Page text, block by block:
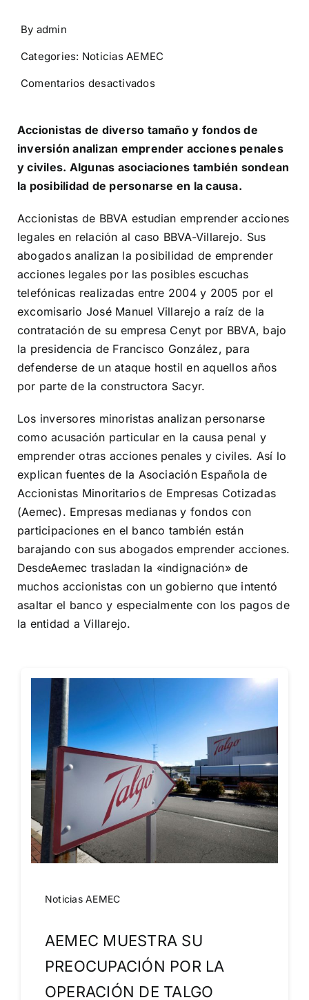
By admin
Categories: Noticias AEMEC
Comentarios desactivadosen
estudian
querellarse
por
el
‘caso
Accionistas de diverso tamaño y fondos de
inversión analizan emprender acciones penales
y civiles. Algunas asociaciones también sondean
la posibilidad de personarse en la causa.
Accionistas de BBVA estudian emprender acciones
legales en relación al caso BBVA-Villarejo. Sus
abogados analizan la posibilidad de emprender
acciones legales por las posibles escuchas
telefónicas realizadas entre 2004 y 2005 por el
excomisario José Manuel Villarejo a raíz de la
contratación de su empresa Cenyt por BBVA, bajo
la presidencia de Francisco González, para
defenderse de un ataque hostil en aquellos años
por parte de la constructora Sacyr.
Los inversores minoristas analizan personarse
como acusación particular en la causa penal y
emprender otras acciones penales y civiles. Así lo
explican fuentes de la Asociación Española de
Accionistas Minoritarios de Empresas Cotizadas
(Aemec). Empresas medianas y fondos con
participaciones en el banco también están
barajando con sus abogados emprender acciones.
DesdeAemec trasladan la «indignación» de
muchos accionistas con un gobierno que intentó
asaltar el banco y especialmente con los pagos de
la entidad a Villarejo.
Noticias AEMEC
AEMEC MUESTRA SU
PREOCUPACIÓN POR LA
OPERACIÓN DE TALGO